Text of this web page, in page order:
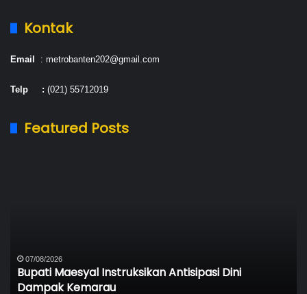
Kontak
Email : metrobanten202@gmail.com
Telp : (021) 55712019
Featured Posts
07/08/2026
Bupati Maesyal Instruksikan Antisipasi Dini
Dampak Kemarau